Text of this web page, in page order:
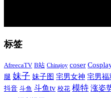
标签
AfreecaTV B站 Chinajoy coser
腿 妹子 妹子图 宅男女神 宅男福
抖音 斗鱼 斗鱼tv 校花 模特 涨姿